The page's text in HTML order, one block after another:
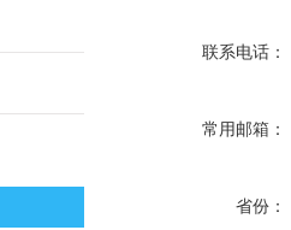
联系电话：
常用邮箱：
省份：